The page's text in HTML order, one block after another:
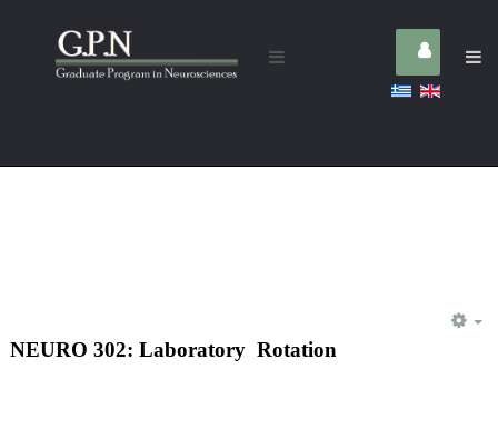
NEURO 302: Laboratory Rotation